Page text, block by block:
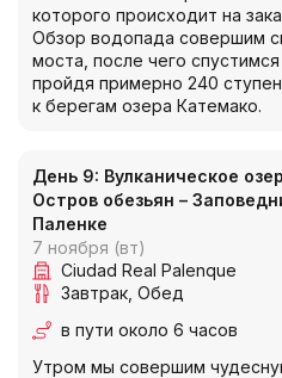
которого происходит на
Обзор водопада совершим
моста, после чего
пройдя примерно 240
к берегам озера Катемако.
День 9: Вулканическое
Остров обезьян –
Паленке
7 ноября (вт)
Ciudad Real Palenque
Завтрак Обед
в пути около 6 часов
Утром мы совершим